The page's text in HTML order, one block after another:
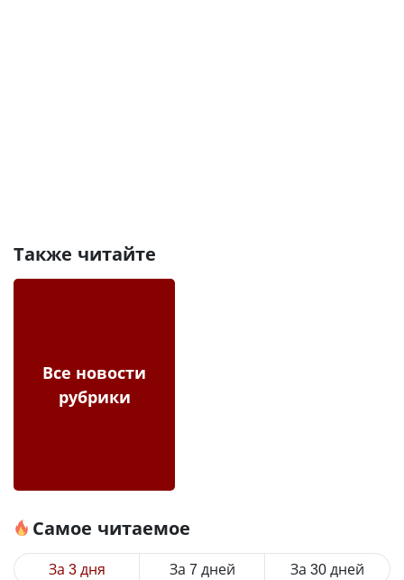
Также читайте
Все новости
рубрики
Самое читаемое
За 3 дня За 7 дней За 30 дней